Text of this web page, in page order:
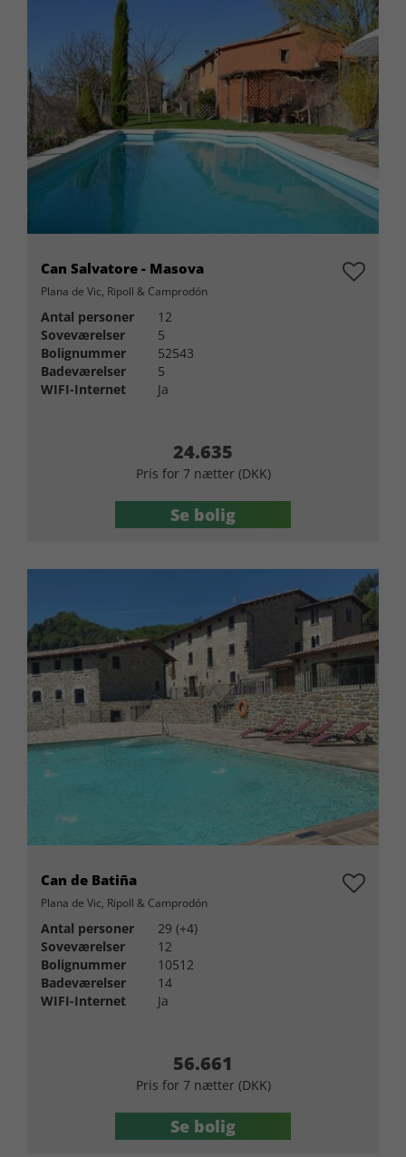
Can Salvatore - Masova
Plana de Vic, Ripoll & Camprodón
Antal personer
12
Soveværelser
5
Bolignummer
52543
Badeværelser
5
WIFI-Internet
Ja
24.635
Pris for 7 nætter (DKK)
Se bolig
Can de Batiña
Plana de Vic, Ripoll & Camprodón
Antal personer
29 (+4)
Soveværelser
12
Bolignummer
10512
Badeværelser
14
WIFI-Internet
Ja
56.661
Pris for 7 nætter (DKK)
Se bolig